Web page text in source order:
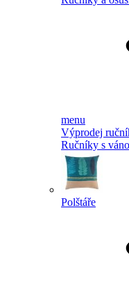
menu
Výprodej
Ručníky s
Polštáře